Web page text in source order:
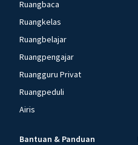
Ruangbaca
Ruangkelas
Ruangbelajar
Ruangpengajar
Ruangguru Privat
Ruangpeduli
Airis
Bantuan & Panduan